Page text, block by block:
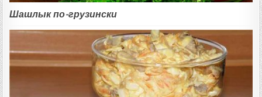
Шашлык по-грузински